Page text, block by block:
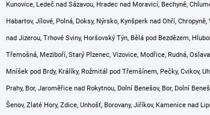
Kunovice, Ledeč nad Sázavou, Hradec nad Moravicí, Bechyně,
Habartov, Jílové, Polná, Doksy, Nýrsko, Kynšperk nad Ohří,
nad Jizerou, Trhové Sviny, Horšovský Týn, Bělá pod Bezdězem,
Třemošná, Meziboří, Starý Plzenec, Vizovice, Modřice, Rudná,
Mníšek pod Brdy, Králíky, Rožmitál pod Třemšínem, Pečky, Cvikov,
Prahy, Bor, Jaroměřice nad Rokytnou, Dolní Benešov, Bor, Dolní
Šenov, Zlaté Hory, Zdice, Unhošť, Borovany, Jiříkov, Kamenice nad